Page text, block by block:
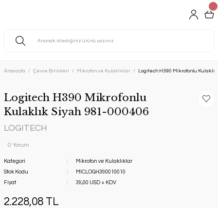
Anasayfa Çevre Birimleri Mikrofon ve Kulaklıklar Logitech H390 Mikrofonlu
Logitech H390 Mikrofonlu
Kulaklık Siyah 981-000406
LOGITECH
0 Yorum
Kategori
Mikrofon ve Kulaklıklar
Stok Kodu
MICLOGH390010010
Fiyat
39,00 USD + KDV
2.228,08 TL